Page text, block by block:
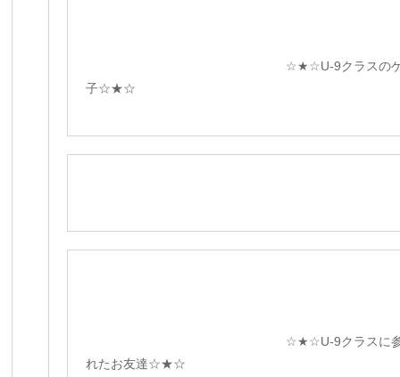
☆★☆U-9クラスのゲーム
子☆★☆
☆★☆U-9クラスに参加し
れたお友達☆★☆